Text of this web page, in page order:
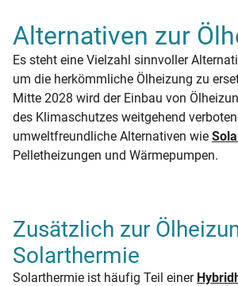
Alternativen zur
Es steht eine Vielzahl sinnvoller
um die herkömmliche Ölheizung zu
Mitte 2028 wird der Einbau von
des Klimaschutzes weitgehend
umweltfreundliche Alternativen wie
Pelletheizungen und Wärmepumpen.
Zusätzlich zur
Solarthermie
Solarthermie ist häufig Teil einer